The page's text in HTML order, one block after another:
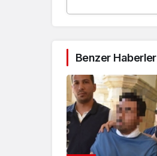
Benzer Haberler